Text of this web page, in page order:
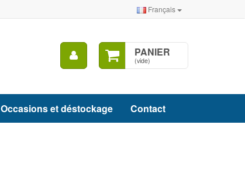
Français
PANIER
(vide)
Mon
compte
Occasions et déstockage Contact